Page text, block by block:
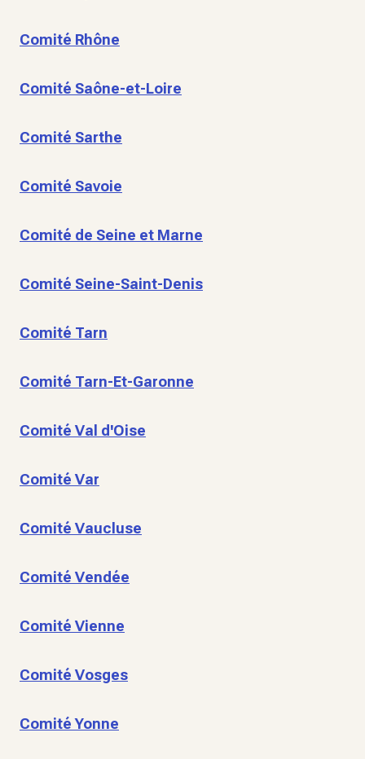
Comité Rhône
Comité Saône-et-Loire
Comité Sarthe
Comité Savoie
Comité de Seine et Marne
Comité Seine-Saint-Denis
Comité Tarn
Comité Tarn-Et-Garonne
Comité Val d'Oise
Comité Var
Comité Vaucluse
Comité Vendée
Comité Vienne
Comité Vosges
Comité Yonne